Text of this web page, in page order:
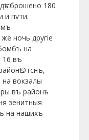
сброшено 180
и пѵти.
ночь другіе
на
16 въ
Этснъ,
вокзалы
въ районѣ
зенитныя
на нашихъ